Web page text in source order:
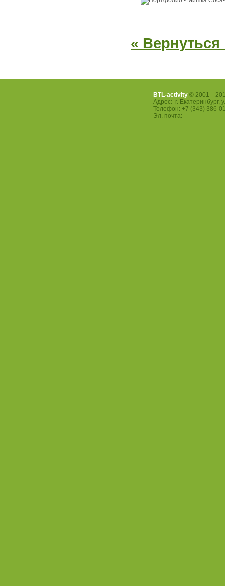
«
BTL-activity©
Адрес: г.
Телефон: +7 (343) 386-
Эл. почта: